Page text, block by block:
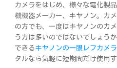
カメラをはじめ、様々な電化製
機機器メーカー、キヤノン。カ
の方でも、一度はキヤノンのカ
う方は多いのではないでしょう
できるキヤノンの一眼レフカメラ
タルなら気軽に短期間だけ使用